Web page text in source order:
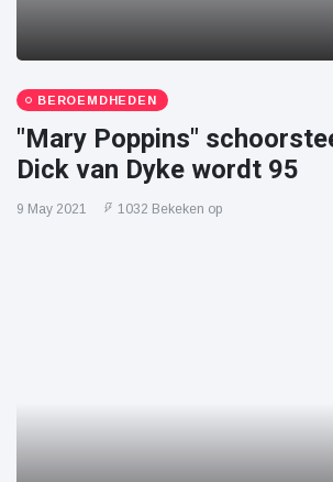
BEROEMDHEDEN
"Mary Poppins"
Dick van Dyke wordt 95
9 May 2021 1032 Bekeken op